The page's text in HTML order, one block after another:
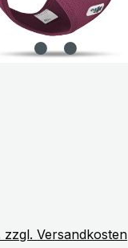
Versandkosten